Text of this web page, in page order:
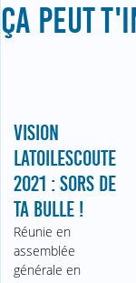
ÇA PEUT
VISION
LATOILESCOUTE
2021 : SORS DE
TA BULLE !
Réunie en
assemblée
générale en